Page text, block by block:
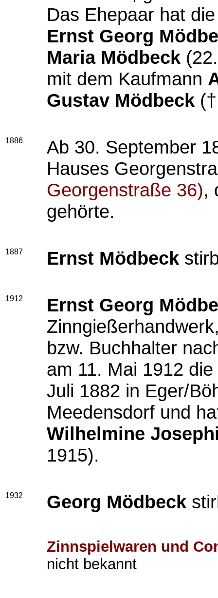
Das Ehepaar hat
Ernst Georg
Maria Mödbeck
mit dem Kaufmann
Gustav Mödbeck
1886
Ab 30. September
Hauses
Georgenstraße 36),
gehörte.
1887 Ernst Mödbeck
1912
Ernst Georg
bzw. Buchhalter
am 11. Mai 1912 die
Juli 1882 in Eger/
Meedensdorf und
Wilhelmine
1915).
1932 Georg Mödbeck
Zinnspielwaren und
nicht bekannt